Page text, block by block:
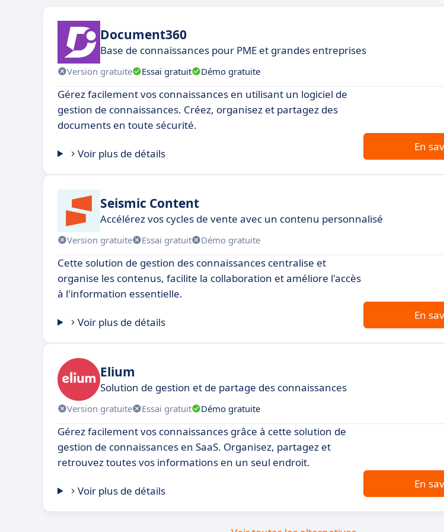
Document360
Base de connaissances pour PME et grandes entreprises
Version gratuite Essai gratuit Démo gratuite
Gérez facilement vos connaissances en utilisant un logiciel de
gestion de connaissances. Créez, organisez et partagez des
documents en toute sécurité.
Voir plus de détails
En
Seismic Content
Accélérez vos cycles de vente avec un contenu personnalisé
Version gratuite Essai gratuit Démo gratuite
Cette solution de gestion des connaissances centralise et
organise les contenus, facilite la collaboration et améliore l'accès
à l'information essentielle.
Voir plus de détails
En
Elium
Solution de gestion et de partage des connaissances
Version gratuite Essai gratuit Démo gratuite
Gérez facilement vos connaissances grâce à cette solution de
gestion de connaissances en SaaS. Organisez, partagez et
retrouvez toutes vos informations en un seul endroit.
Voir plus de détails
En